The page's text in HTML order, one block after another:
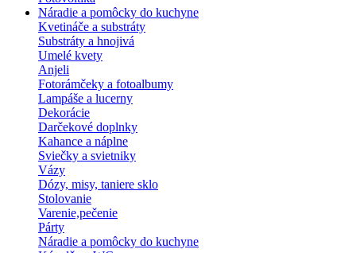
Náradie a pomôcky do kuchyne
Kvetináče a substráty
Substráty a hnojivá
Umelé kvety
Anjeli
Fotorámčeky a fotoalbumy
Lampáše a lucerny
Dekorácie
Darčekové doplnky
Kahance a náplne
Sviečky a svietniky
Vázy
Dózy, misy, taniere sklo
Stolovanie
Varenie,pečenie
Párty
Náradie a pomôcky do kuchyne